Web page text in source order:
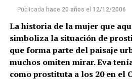
Publicada hace 20 años el 12/12/2006
La historia de la mujer que
simboliza la situación de
que forma parte del paisaje
muchos omiten mirar. Eva
como prostituta a los 20 en el